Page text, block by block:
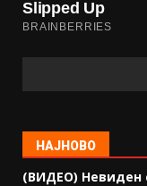
НАЈНОВО
(ВИДЕО) Невиден